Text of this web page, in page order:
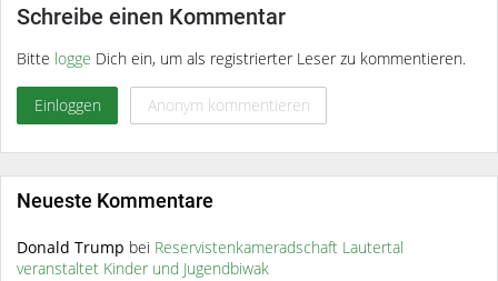
Schreibe einen Kommentar
Bitte logge Dich ein, um als registrierter Leser zu kommentieren.
Einloggen Anonym kommentieren
Neueste Kommentare
Donald Trump bei Reservistenkameradschaft Lautertal
veranstaltet Kinder und Jugendbiwak